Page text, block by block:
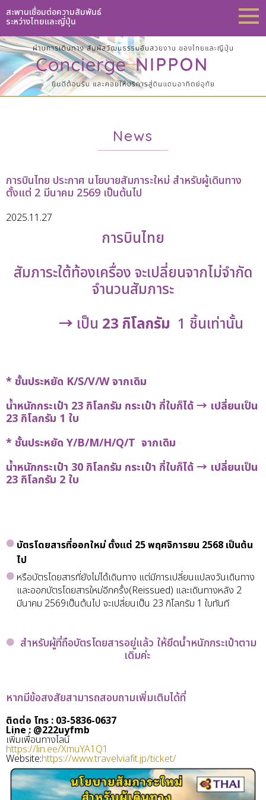
สะพานเชื่อมต่อความสัมพันธ์
ระหว่างไทยและญี่ปุ่น
News
การบินไทย ประกาศ นโยบายสัมภาระใหม่ สำหรับผู้เดินทาง
ตั้งแต่ 2 มีนาคม 2569 เป็นต้นไป
2025.11.27
การบินไทย
สัมภาระใต้ท้องเครื่อง จะเปลี่ยนจากไม่จำกัด
จำนวนสัมภาระ
→ เป็น 23 กิโลกรัม 1 ชิ้นเท่านั้น
* ชั้นประหยัด K/S/V/W จากเดิม
น้ำหนักกระเป๋า 23 กิโลกรัม กระเป๋า กี่ใบก็ได้ → เปลี่ยนเป็น
23 กิโลกรัม 1 ใบ
* ชั้นประหยัด Y/B/M/H/Q/T จากเดิม
น้ำหนักกระเป๋า 30 กิโลกรัม กระเป๋า กี่ใบก็ได้ → เปลี่ยนเป็น
23 กิโลกรัม 2 ใบ
บัตรโดยสารที่ออกใหม่ ตั้งแต่ 25 พฤศจิการยน 2568 เป็นต้น
ไป
หรือบัตรโดยสารที่ยังไม่ได้เดินทาง แต่มีการเปลี่ยนแปลงวันเดินทาง
และออกบัตรโดยสารใหม่อีกครั้ง(Reissued) และเดินทางหลัง 2
มีนาคม 2569เป็นต้นไป จะเปลี่ยนเป็น 23 กิโลกรัม 1 ใบทันที
สำหรับผู้ที่ถือบัตรโดยสารอยู่แล้ว ให้ยึดน้ำหนักกระเป๋าตาม
เดิมค่ะ
หากมีข้อสงสัยสามารถสอบถามเพิ่มเติมได้ที่
ติดต่อ โทร : 03-5836-0637
Line : @222uyfmb
เพิ่มเพื่อนทางไลน์
https://lin.ee/XmuYA1Q1
Website:https://www.travelviafit.jp/ticket/